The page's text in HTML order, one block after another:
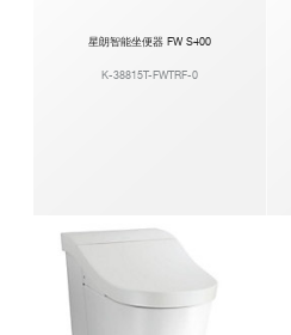
星朗智能坐便器 FW S400
K-38815T-FWTRF-0